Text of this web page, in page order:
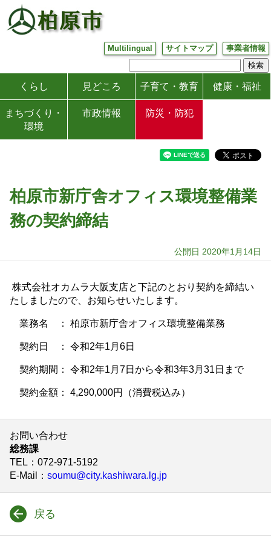
Multilingual サイトマップ 事業者情報
くらし 見どころ 子育て・教育 健康・福祉
まちづくり・
環境
市政情報 防災・防犯
柏原市新庁舎オフィス環境整備業
務の契約締結
公開日 2020年1月14日
株式会社オカムラ大阪支店と下記のとおり契約を締結い
たしましたので、お知らせいたします。
業務名 ： 柏原市新庁舎オフィス環境整備業務
契約日 ： 令和2年1月6日
契約期間： 令和2年1月7日から令和3年3月31日まで
契約金額： 4,290,000円（消費税込み）
お問い合わせ
総務課
TEL ：072-971-5192
E-Mail
： soumu@city.kashiwara.lg.jp
戻る